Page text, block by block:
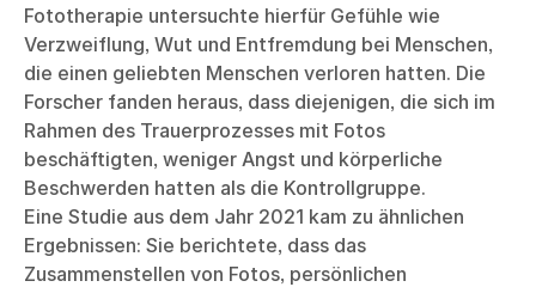
Fototherapie untersuchte hierfür Gefühle wie
Verzweiflung, Wut und Entfremdung bei Menschen,
die einen geliebten Menschen verloren hatten. Die
Forscher fanden heraus, dass diejenigen, die sich im
Rahmen des Trauerprozesses mit Fotos
beschäftigten, weniger Angst und körperliche
Beschwerden hatten als die Kontrollgruppe.
Eine Studie aus dem Jahr 2021 kam zu ähnlichen
Ergebnissen: Sie berichtete, dass das
Zusammenstellen von Fotos, persönlichen